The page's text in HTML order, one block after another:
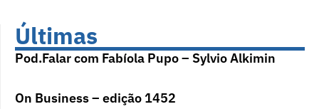
Últimas
Pod.Falar com Fabíola Pupo – Sylvio Alkimin
On Business – edição 1452